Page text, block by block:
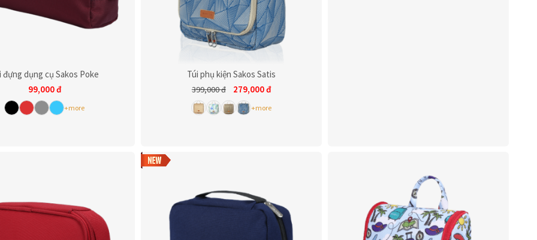
đựng dụng cụ Sakos Poke
99,000đ
+more
Túi phụ kiện Sakos Satis
399,000đ 279,000đ
+more